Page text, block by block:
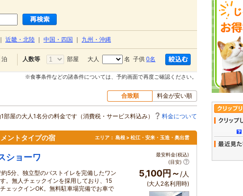
近畿・北陸 中国・四国 九州・沖縄
泊 人数等 部屋 大人 名 子供 0名
※食事条件などの諸条件については、予約画面で再度ご確認ください。
合致順 料金が安い順
部屋の大人1名分の料金です（消費税・サービス料込み） 料金について
ントタイプの宿 エリア： 島根 > 松江・安来・玉造・奥出雲
ショーワ
5分、独立型のバストイレを完備したワン
。無人チェックインを採用しており、15
ェックインOK。無料駐車場完備でお車で
最安料金(税込)
(目安)
5,100円～ /人
(大人2名利用時)